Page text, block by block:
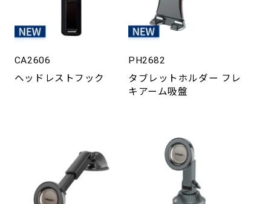
CA2606
ヘッドレストフック
PH2682
タブレットホルダー フレ
キアーム吸盤